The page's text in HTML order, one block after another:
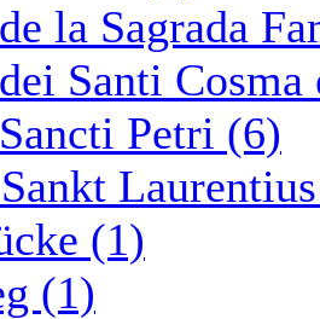
la Sagrada
Santi
Petri (6)
(1)
(1)